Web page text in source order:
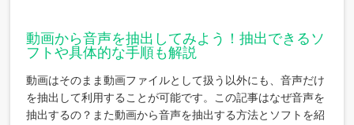
動画から音声を抽出してみよう！抽出できるソ
フトや具体的な手順も解説
動画はそのまま動画ファイルとして扱う以外にも、音声だけ
を抽出して利用することが可能です。この記事はなぜ音声を
抽出するの？また動画から音声を抽出する方法とソフトを紹